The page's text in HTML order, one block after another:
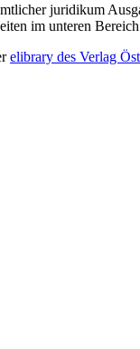
juridikum
im unteren
elibrary des Verlag